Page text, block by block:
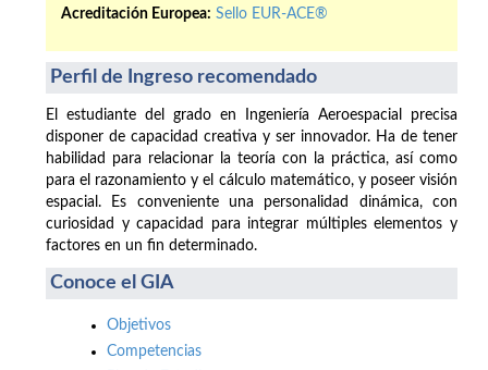
Acreditación Europea: Sello EUR-ACE®
Perfil de Ingreso recomendado
El estudiante del grado en Ingeniería Aeroespacial precisa
disponer de capacidad creativa y ser innovador. Ha de tener
habilidad para relacionar la teoría con la práctica, así como
para el razonamiento y el cálculo matemático, y poseer visión
espacial. Es conveniente una personalidad dinámica, con
curiosidad y capacidad para integrar múltiples elementos y
factores en un fin determinado.
Conoce el GIA
Objetivos
Competencias